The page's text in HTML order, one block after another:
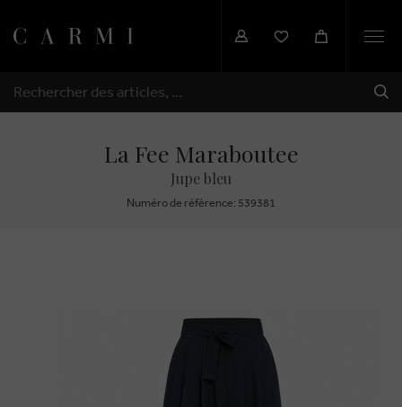
RECHERCHER
La Fee Maraboutee
Jupe bleu
Numéro de réfèrence: 539381